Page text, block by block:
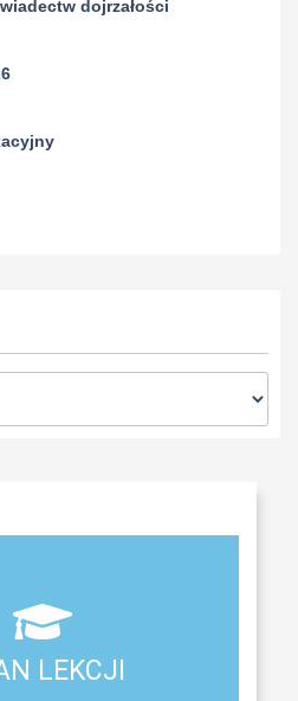
dojrzałości
LEKCJI
LEKCJI